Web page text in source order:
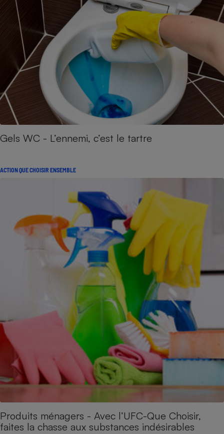
Gels WC - L’ennemi, c’est le tartre
ACTION QUE CHOISIR ENSEMBLE
Produits ménagers - Avec l’UFC-Que Choisir,
faites la chasse aux substances indésirables